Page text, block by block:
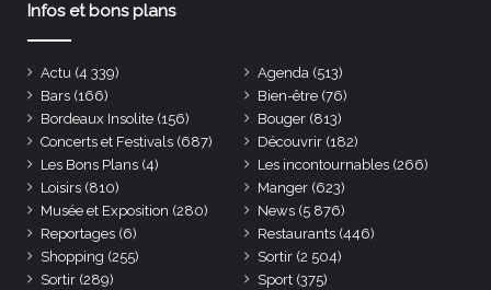
Infos et bons plans
Actu (4 339) Agenda (513)
Bars (166) Bien-être (76)
Bordeaux Insolite (156) Bouger (813)
Concerts et Festivals (687) Découvrir (182)
Les Bons Plans (4) Les incontournables (266)
Loisirs (810) Manger (623)
Musée et Exposition (280) News (5 876)
Reportages (6) Restaurants (446)
Shopping (255) Sortir (2 504)
Sortir (289) Sport (375)